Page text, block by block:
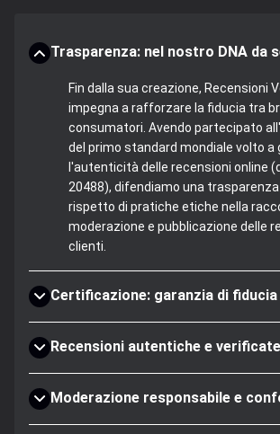
Trasparenza: nel nostro DNA da
Fin dalla sua creazione, Recensioni
impegna a rafforzare la fiducia tra
consumatori. Avendo partecipato
del primo standard mondiale volto a
l'autenticità delle recensioni online
20488), difendiamo una trasparenza
rispetto di pratiche etiche nella
moderazione e pubblicazione delle
clienti.
Certificazione: garanzia di fiducia
Recensioni autentiche e verificate
Moderazione responsabile e